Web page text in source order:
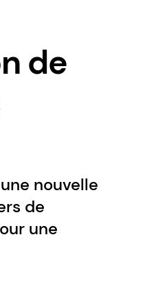
de
nouvelle
de
une